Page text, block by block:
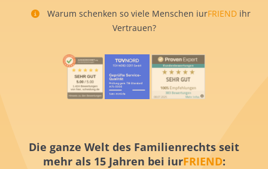
Warum schenken so viele Menschen iurFRIEND ihr
Vertrauen?
Die ganze Welt des Familienrechts seit
mehr als 15 Jahren bei iurFRIEND: